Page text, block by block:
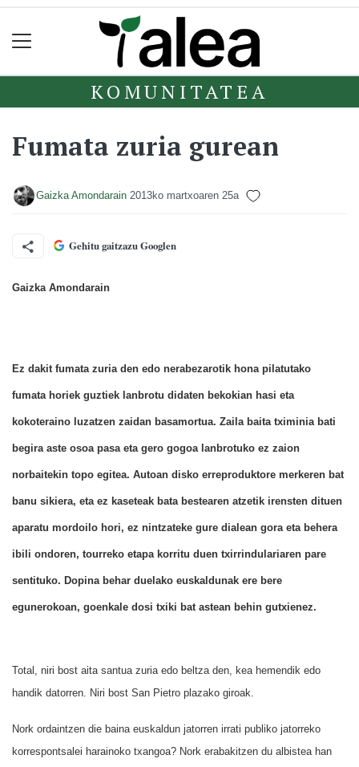
KOMUNITATEA
Fumata zuria gurean
Gaizka Amondarain 2013ko martxoaren 25a
Gehitu gaitzazu Googlen
Gaizka Amondarain
Ez dakit fumata zuria den edo nerabezarotik hona pilatutako
fumata horiek guztiek lanbrotu didaten bekokian hasi eta
kokoteraino luzatzen zaidan basamortua. Zaila baita tximinia bati
begira aste osoa pasa eta gero gogoa lanbrotuko ez zaion
norbaitekin topo egitea. Autoan disko erreproduktore merkeren bat
banu sikiera, eta ez kaseteak bata bestearen atzetik irensten dituen
aparatu mordoilo hori, ez nintzateke gure dialean gora eta behera
ibili ondoren, tourreko etapa korritu duen txirrindulariaren pare
sentituko. Dopina behar duelako euskaldunak ere bere
egunerokoan, goenkale dosi txiki bat astean behin gutxienez.
Total, niri bost aita santua zuria edo beltza den, kea hemendik edo
handik datorren. Niri bost San Pietro plazako giroak.
Nork ordaintzen die baina euskaldun jatorren irrati publiko jatorreko
korrespontsalei harainoko txangoa? Nork erabakitzen du albistea han